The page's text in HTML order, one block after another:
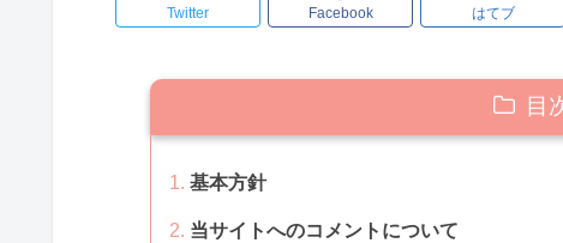
Twitter Facebook はてブ
目
基本方針
当サイトへのコメントについて